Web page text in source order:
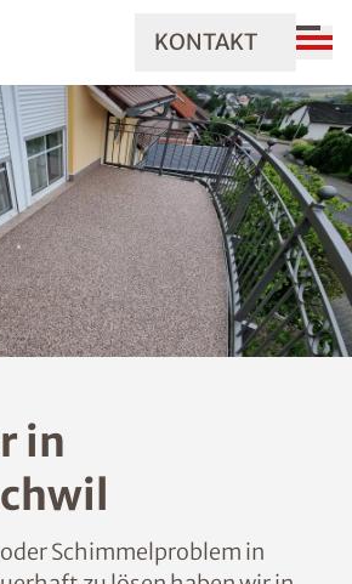
KONTAKT
in
Schimmelproblem in